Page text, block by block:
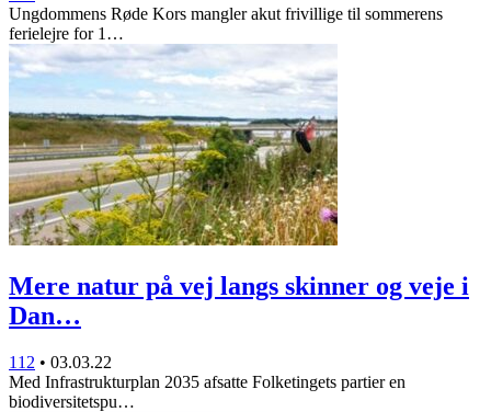
Ungdommens Røde Kors mangler akut frivillige til sommerens
ferielejre for 1…
Mere natur på vej langs skinner og veje i
Dan…
112 • 03.03.22
Med Infrastrukturplan 2035 afsatte Folketingets partier en
biodiversitetspu…